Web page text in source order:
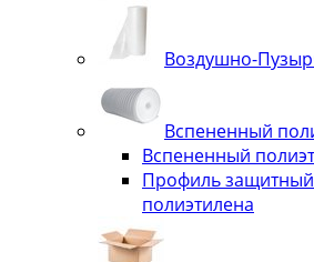
Воздушно-
Вспененный
Вспененный
Профиль
полиэтилена